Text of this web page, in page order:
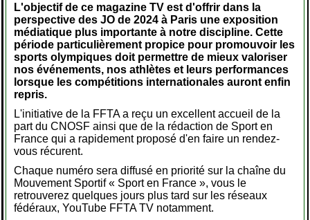
L'objectif de ce magazine TV est d'offrir dans la
perspective des JO de 2024 à Paris une exposition
médiatique plus importante à notre discipline. Cette
période particulièrement propice pour promouvoir les
sports olympiques doit permettre de mieux valoriser
nos événements, nos athlètes et leurs performances
lorsque les compétitions internationales auront enfin
repris.
L'initiative de la FFTA a reçu un excellent accueil de la
part du CNOSF ainsi que de la rédaction de Sport en
France qui a rapidement proposé d'en faire un rendez-
vous récurent.
Chaque numéro sera diffusé en priorité sur la chaîne du
Mouvement Sportif « Sport en France », vous le
retrouverez quelques jours plus tard sur les réseaux
fédéraux, YouTube FFTA TV notamment.